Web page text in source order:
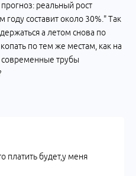
реальный рост
составит около 30%." Так
а летом снова по
по тем же местам, как на
трубы
платить будет,у меня